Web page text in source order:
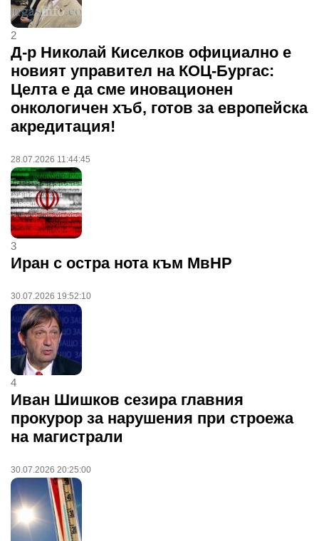
2
Д-р Николай Киселков официално е
новият управител на КОЦ-Бургас:
Целта е да сме иновационен
онкологичен хъб, готов за европейска
акредитация!
28.07.2026 11:44:45
3
Иран с остра нота към МвНР
30.07.2026 19:52:10
4
Иван Шишков сезира главния
прокурор за нарушения при строежа
на магистрали
30.07.2026 20:25:00